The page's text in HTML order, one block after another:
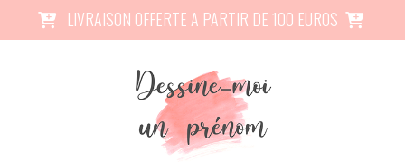
 LIVRAISON OFFERTE A PARTIR DE 100 EUROS 